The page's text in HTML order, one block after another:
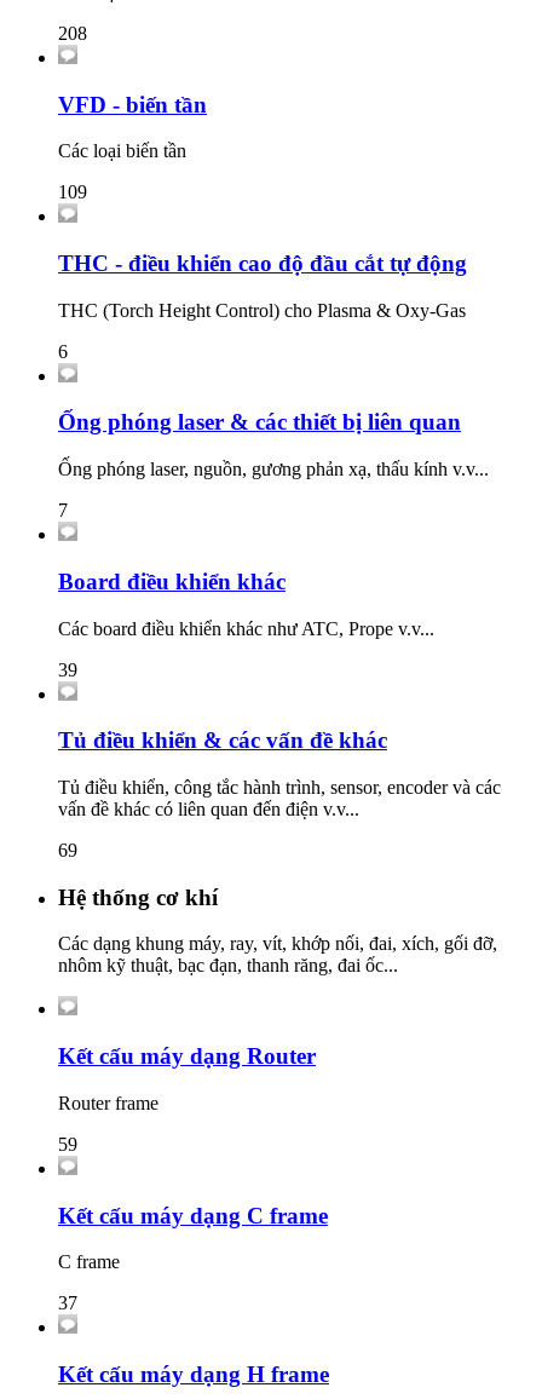
208
VFD - biến tần
Các loại biến tần
109
THC - điều khiển cao độ đầu cắt tự động
THC (Torch Height Control) cho Plasma & Oxy-Gas
6
Ống phóng laser & các thiết bị liên quan
Ống phóng laser, nguồn, gương phản xạ, thấu kính v.v...
7
Board điều khiển khác
Các board điều khiển khác như ATC, Prope v.v...
39
Tủ điều khiển & các vấn đề khác
Tủ điều khiển, công tắc hành trình, sensor, encoder và các
vấn đề khác có liên quan đến điện v.v...
69
Hệ thống cơ khí
Các dạng khung máy, ray, vít, khớp nối, đai, xích, gối đỡ,
nhôm kỹ thuật, bạc đạn, thanh răng, đai ốc...
Kết cấu máy dạng Router
Router frame
59
Kết cấu máy dạng C frame
C frame
37
Kết cấu máy dạng H frame